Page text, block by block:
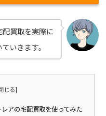
買取を実際に
いきます。
アの宅配買取を使ってみた